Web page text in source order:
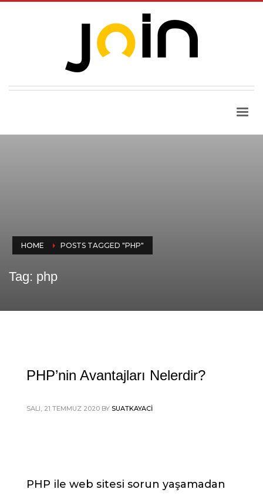
HOME POSTS TAGGED "PHP"
Tag: php
PHP’nin Avantajları Nelerdir?
SALI, 21 TEMMUZ 2020 BY SUATKAYACI
PHP ile web sitesi sorun yaşamadan